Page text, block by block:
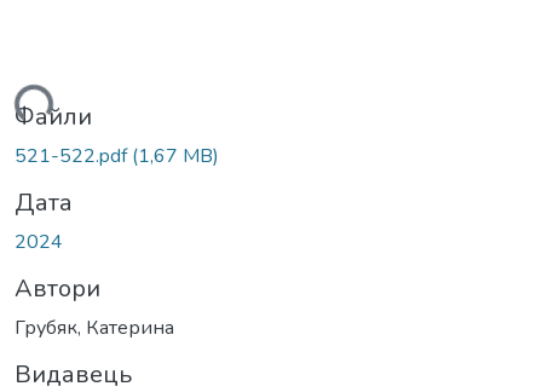
Файли
521-522.pdf(1,67 MB)
Дата
2024
Автори
Грубяк, Катерина
Видавець